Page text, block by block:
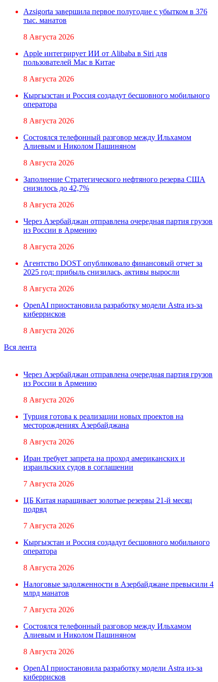
Azsigorta завершила первое полугодие с убытком в 376
тыс. манатов
8 Августа 2026
Apple интегрирует ИИ от Alibaba в Siri для
пользователей Mac в Китае
8 Августа 2026
Кыргызстан и Россия создадут бесшовного мобильного
оператора
8 Августа 2026
Состоялся телефонный разговор между Ильхамом
Алиевым и Николом Пашиняном
8 Августа 2026
Заполнение Стратегического нефтяного резерва США
снизилось до 42,7%
8 Августа 2026
Через Азербайджан отправлена очередная партия грузов
из России в Армению
8 Августа 2026
Агентство DOST опубликовало финансовый отчет за
2025 год: прибыль снизилась, активы выросли
8 Августа 2026
OpenAI приостановила разработку модели Astra из-за
киберрисков
8 Августа 2026
Вся лента
Через Азербайджан отправлена очередная партия грузов
из России в Армению
8 Августа 2026
Турция готова к реализации новых проектов на
месторождениях Азербайджана
8 Августа 2026
Иран требует запрета на проход американских и
израильских судов в соглашении
7 Августа 2026
ЦБ Китая наращивает золотые резервы 21-й месяц
подряд
7 Августа 2026
Кыргызстан и Россия создадут бесшовного мобильного
оператора
8 Августа 2026
Налоговые задолженности в Азербайджане превысили 4
млрд манатов
7 Августа 2026
Состоялся телефонный разговор между Ильхамом
Алиевым и Николом Пашиняном
8 Августа 2026
OpenAI приостановила разработку модели Astra из-за
киберрисков